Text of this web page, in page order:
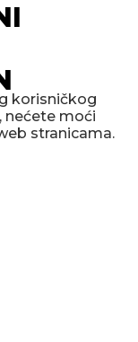
korisničkog
nećete moći
stranicama.